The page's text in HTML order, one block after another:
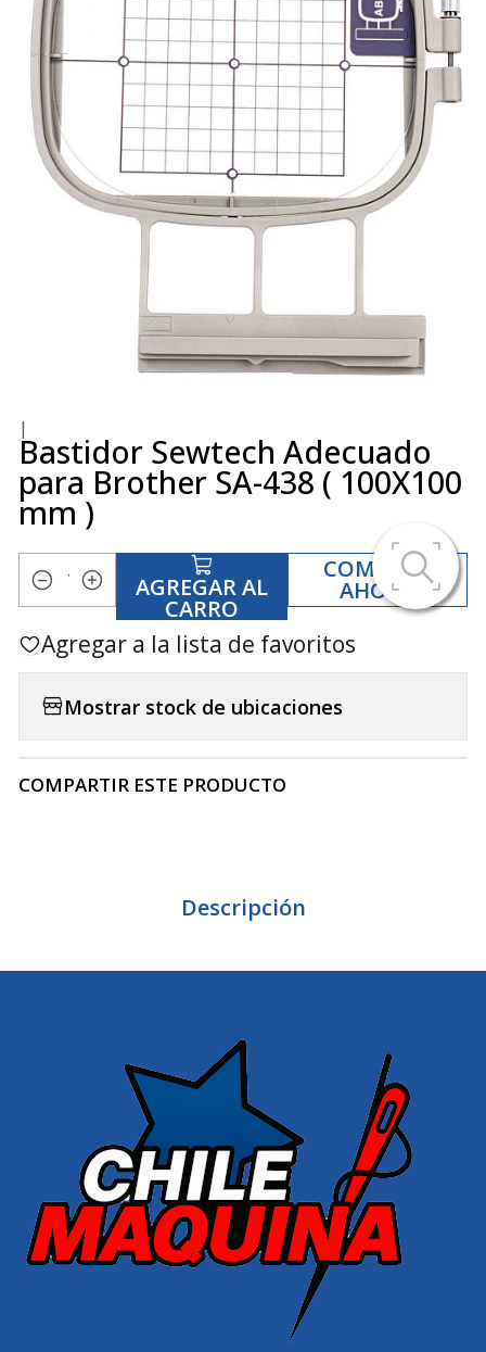
|
Bastidor Sewtech Adecuado
para Brother SA-438 ( 100X100
mm )
Cantidad AGREGAR AL
CARRO
COMPRAR
AHORA
Agregar a la lista de favoritos
Mostrar stock de ubicaciones
COMPARTIR ESTE PRODUCTO
Descripción